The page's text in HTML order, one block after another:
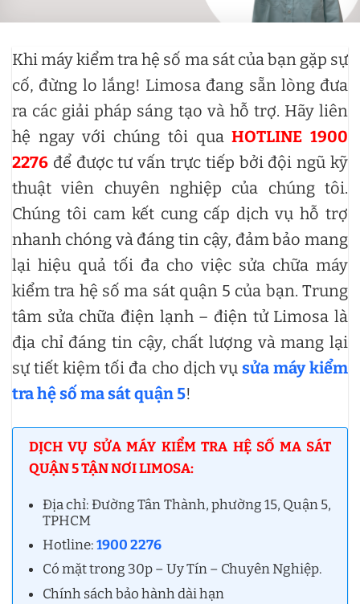
Khi máy kiểm tra hệ số ma sát của bạn gặp sự
cố, đừng lo lắng! Limosa đang sẵn lòng đưa
ra các giải pháp sáng tạo và hỗ trợ. Hãy liên
hệ ngay với chúng tôi quaHOTLINE 1900
2276 để được tư vấn trực tiếp bởi đội ngũ kỹ
thuật viên chuyên nghiệp của chúng tôi.
Chúng tôi cam kết cung cấp dịch vụ hỗ trợ
nhanh chóng và đáng tin cậy, đảm bảo mang
lại hiệu quả tối đa cho việc sửa chữa máy
kiểm tra hệ số ma sát quận 5 của bạn. Trung
tâm sửa chữa điện lạnh – điện tử Limosa là
địa chỉ đáng tin cậy, chất lượng và mang lại
sự tiết kiệm tối đa cho dịch vụ sửa máy kiểm
tra hệ số ma sát quận 5!
DỊCH VỤ SỬA MÁY KIỂM TRA HỆ SỐ MA SÁT
QUẬN 5 TẬN NƠI LIMOSA:
Địa chỉ: Đường Tân Thành, phường 15, Quận 5,
TPHCM
Hotline:1900 2276
Có mặt trong 30p – Uy Tín – Chuyên Nghiệp.
Chính sách bảo hành dài hạn